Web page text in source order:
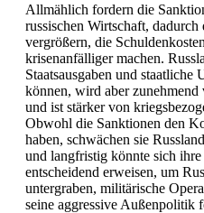
Allmählich fordern die
russischen Wirtschaft, dadurch
vergrößern, die
krisenanfälligermachen.
Staatsausgaben und staatliche
können, wird aber
und ist stärker von
Obwohl die Sanktionen den
haben, schwächen sie
und langfristig könnte sich
entscheidend erweisen, um
untergraben, militärische
seine aggressive Außenpolitik